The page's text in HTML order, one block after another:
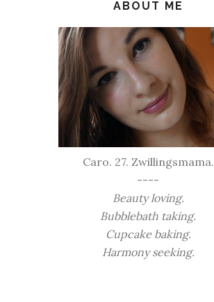
ABOUT ME
Caro. 27. Zwillingsmama.
----
Beauty loving.
Bubblebath taking.
Cupcake baking.
Harmony seeking.